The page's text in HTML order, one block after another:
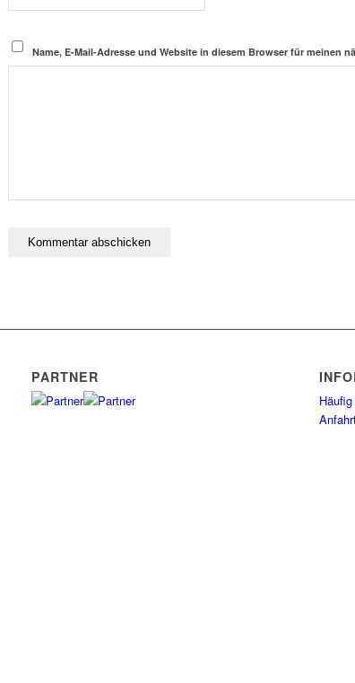
Name, E-Mail-Adresse und Website in diesem Browser für meinen
PARTNER